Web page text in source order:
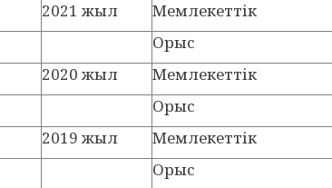
2021 жыл Мемлекеттік
Орыс
2020 жыл Мемлекеттік
Орыс
2019 жыл Мемлекеттік
Орыс